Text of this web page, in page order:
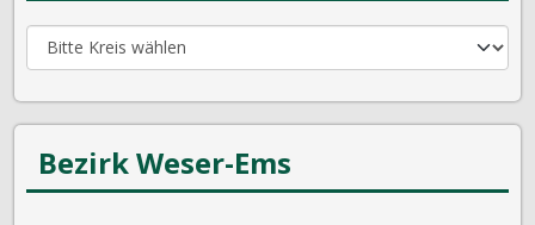
Bezirk Weser-Ems